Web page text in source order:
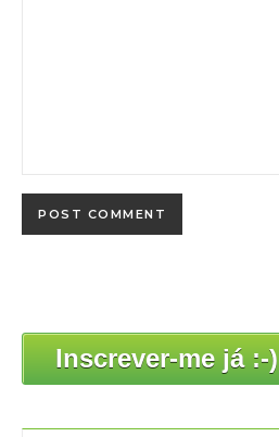
Inscrever-me já :-)